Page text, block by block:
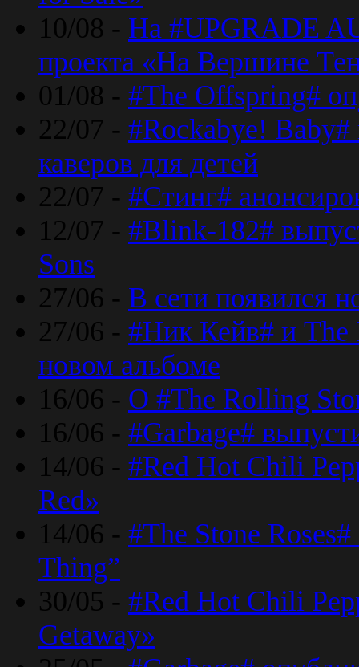
10/08 - На #UPGRADE
проекта «На Вершине
01/08 - #The Offspring#
22/07 - #Rockabye!
каверов для детей
22/07 - #Стинг#
12/07 - #Blink-182#
Sons
27/06 - В сети появился
27/06 - #Ник Кейв# и The
новом альбоме
16/06 - О #The Rolling
16/06 - #Garbage#
14/06 - #Red Hot Chili
Red»
14/06 - #The Stone
Thing”
30/05 - #Red Hot Chili
Getaway»